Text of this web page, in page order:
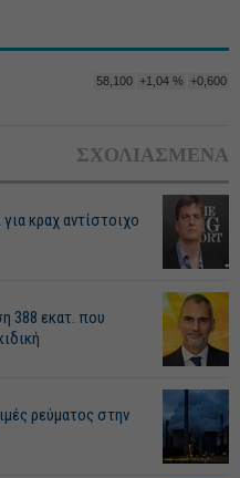
58,100 +1,04 % +0,600
ΣΧΟΛΙΑΣΜΕΝΑ
κραχ αντίστοιχο
388 εκατ. που
ρεύματος στην